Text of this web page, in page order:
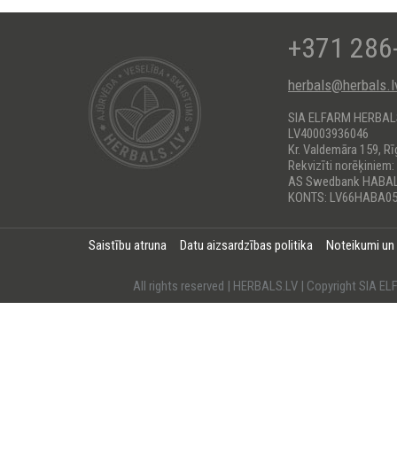
+371
SIA ELFARM
LV40003936046
Kr. Valdemāra 159,
Rekvizīti norēķiniem:
AS Swedbank
KONTS:
Saistību atruna Datu aizsardzības politika Noteikumi
All rights reserved | HERBALS.LV | Copyright SIA